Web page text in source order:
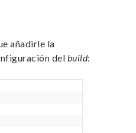
añadirle la
del build: